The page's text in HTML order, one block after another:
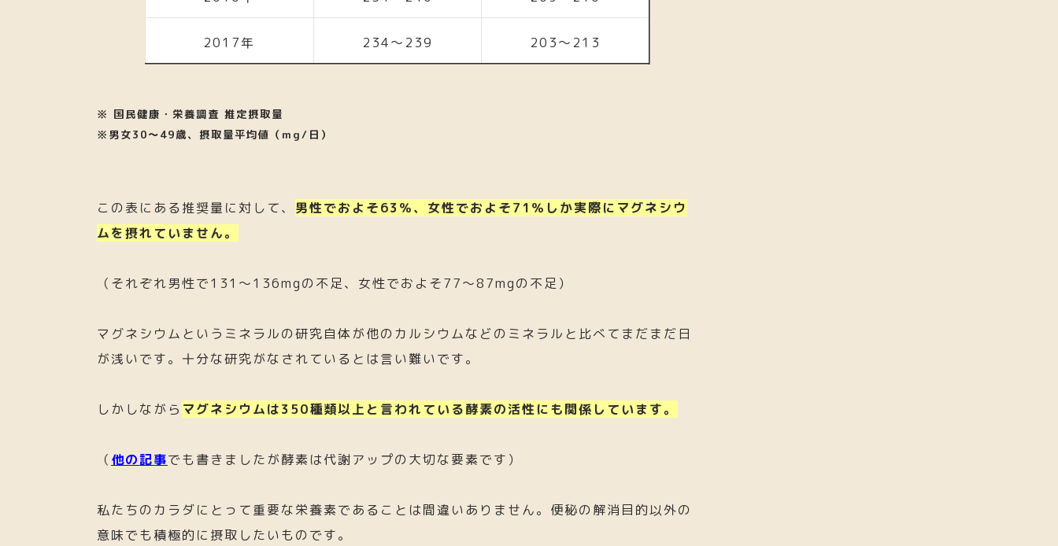
2017年 234〜239 203〜213
※ 国民健康・栄養調査 推定摂取量
※男女30〜49歳、摂取量平均値（mg/日）
この表にある推奨量に対して、 男性でおよそ63％、女性でおよそ71％しか実際にマグネシウ
ムを摂れていません。
（それぞれ男性で131～136mgの不足、女性でおよそ77～87mgの不足）
マグネシウムというミネラルの研究自体が他のカルシウムなどのミネラルと比べてまだまだ日
が浅いです。十分な研究がなされているとは言い難いです。
しかしながら マグネシウムは350種類以上と言われている酵素の活性にも関係しています。
（ 他の記事でも書きましたが酵素は代謝アップの大切な要素です）
私たちのカラダにとって重要な栄養素であることは間違いありません。便秘の解消目的以外の
意味でも積極的に摂取したいものです。